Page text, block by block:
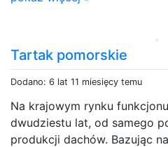
Tartak pomorskie
Dodano: 6 lat 11 miesięcy temu
Na krajowym rynku
dwudziestu lat, od samego
produkcji dachów. Bazując